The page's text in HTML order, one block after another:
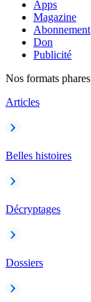
Apps
Magazine
Abonnement
Don
Publicité
Nos formats phares
Articles
Belles histoires
Décryptages
Dossiers